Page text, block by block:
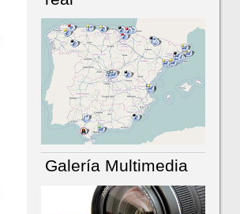
Galería Multimedia